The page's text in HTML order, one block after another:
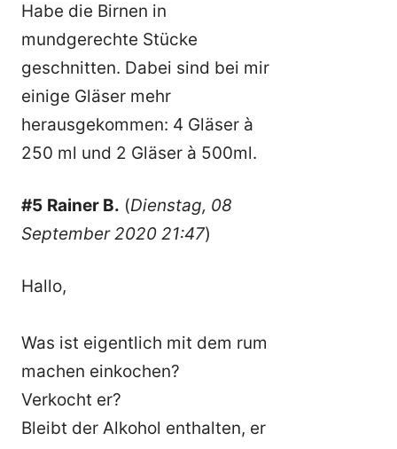
Habe die Birnen in
mundgerechte Stücke
geschnitten. Dabei sind bei mir
einige Gläser mehr
herausgekommen: 4 Gläser à
250 ml und 2 Gläser à 500ml.
#5 Rainer B. (Dienstag, 08
September 2020 21:47)
Hallo,
Was ist eigentlich mit dem rum
machen einkochen?
Verkocht er?
Bleibt der Alkohol enthalten, er